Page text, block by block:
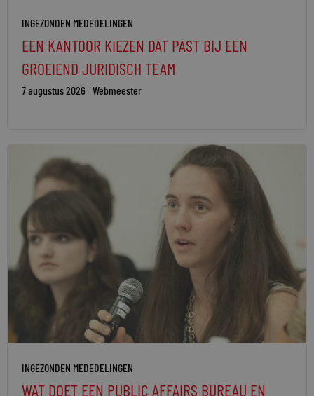
INGEZONDEN MEDEDELINGEN
EEN KANTOOR KIEZEN DAT PAST BIJ EEN
GROEIEND JURIDISCH TEAM
7 augustus 2026 Webmeester
INGEZONDEN MEDEDELINGEN
WAT DOET EEN PUBLIC AFFAIRS BUREAU EN